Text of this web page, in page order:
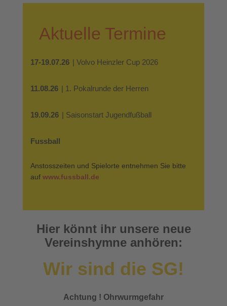
Aktuelle Termine
17-19.07.26 | Volvo Heinzler Cup 2026
11.08.26 | 1. Pokalrunde der Herren
19.09.26 | Saisonstart Jugendfußball
Fussball
Anstosszeiten und Spielorte entnehmen Sie bitte
auf www.fussball.de
Hier könnt ihr unsere neue
Vereinshymne anhören:
Wir sind die SG!
Achtung ! Ohrwurmgefahr